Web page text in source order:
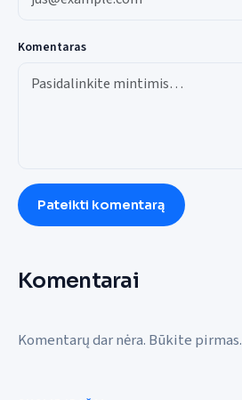
Komentaras
Pateikti komentarą
Komentarai
Komentarų dar nėra. Būkite pirmas.